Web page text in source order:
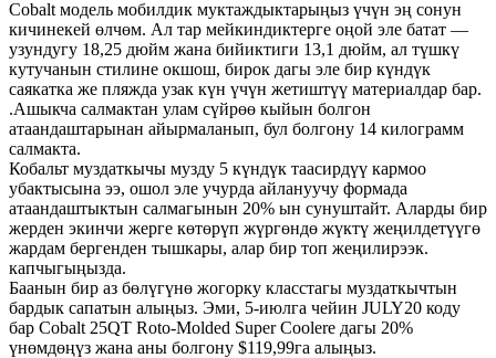
Cobalt модель мобилдик муктаждыктарыңыз үчүн эң сонун
кичинекей өлчөм. Ал тар мейкиндиктерге оңой эле батат —
узундугу 18,25 дюйм жана бийиктиги 13,1 дюйм, ал түшкү
кутучанын стилине окшош, бирок дагы эле бир күндүк
саякатка же пляжда узак күн үчүн жетиштүү материалдар бар.
.Ашыкча салмактан улам сүйрөө кыйын болгон
атаандаштарынан айырмаланып, бул болгону 14 килограмм
салмакта.
Кобальт муздаткычы музду 5 күндүк таасирдүү кармоо
убактысына ээ, ошол эле учурда айлануучу формада
атаандаштыктын салмагынын 20% ын сунуштайт. Аларды бир
жерден экинчи жерге көтөрүп жүргөндө жүктү жеңилдетүүгө
жардам бергенден тышкары, алар бир топ жеңилирээк.
капчыгыңызда.
Баанын бир аз бөлүгүнө жогорку класстагы муздаткычтын
бардык сапатын алыңыз. Эми, 5-июлга чейин JULY20 коду
бар Cobalt 25QT Roto-Molded Super Coolere дагы 20%
үнөмдөңүз жана аны болгону $119,99га алыңыз.